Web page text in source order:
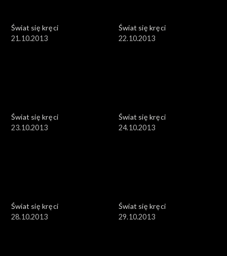
Świat się kręci
21.10.2013
Świat się kręci
22.10.2013
Świat się kręci
23.10.2013
Świat się kręci
24.10.2013
Świat się kręci
28.10.2013
Świat się kręci
29.10.2013